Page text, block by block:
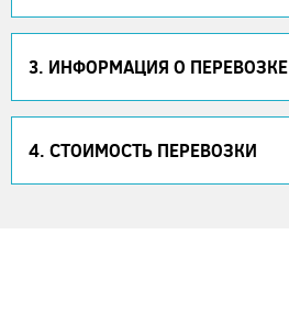
3. ИНФОРМАЦИЯ О ПЕРЕВОЗКЕ
4. СТОИМОСТЬ ПЕРЕВОЗКИ